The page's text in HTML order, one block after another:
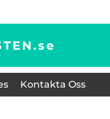
se
Kontakta Oss